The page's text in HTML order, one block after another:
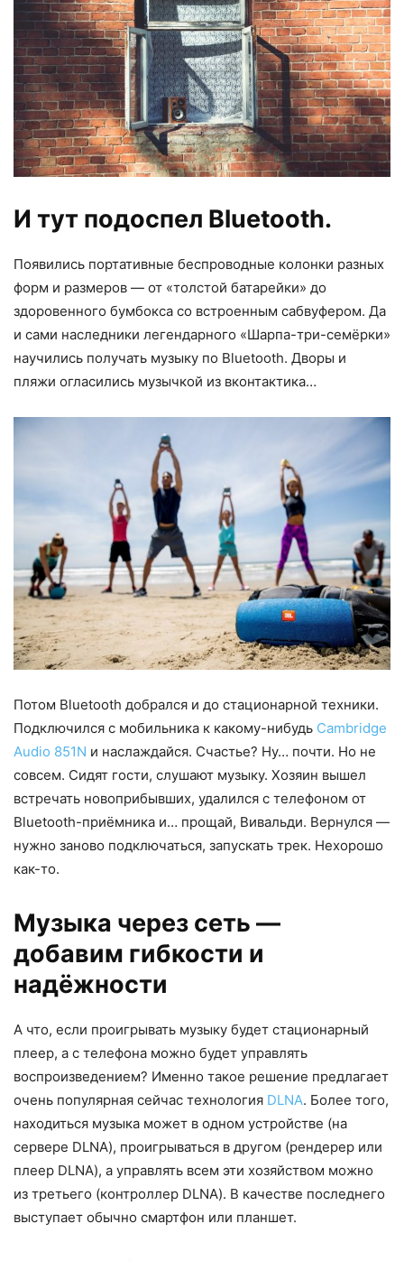
И тут подоспел Bluetooth.
Появились портативные беспроводные колонки разных
форм и размеров — от «толстой батарейки» до
здоровенного бумбокса со встроенным сабвуфером. Да
и сами наследники легендарного «Шарпа-три-семёрки»
научились получать музыку по Bluetooth. Дворы и
пляжи огласились музычкой из вконтактика…
Потом Bluetooth добрался и до стационарной техники.
Подключился с мобильника к какому-нибудь Cambridge
Audio 851N и наслаждайся. Счастье? Ну… почти. Но не
совсем. Сидят гости, слушают музыку. Хозяин вышел
встречать новоприбывших, удалился с телефоном от
Bluetooth-приёмника и… прощай, Вивальди. Вернулся —
нужно заново подключаться, запускать трек. Нехорошо
как-то.
Музыка через сеть —
добавим гибкости и
надёжности
А что, если проигрывать музыку будет стационарный
плеер, а с телефона можно будет управлять
воспроизведением? Именно такое решение предлагает
очень популярная сейчас технология DLNA. Более того,
находиться музыка может в одном устройстве (на
сервере DLNA), проигрываться в другом (рендерер или
плеер DLNA), а управлять всем эти хозяйством можно
из третьего (контроллер DLNA). В качестве последнего
выступает обычно смартфон или планшет.